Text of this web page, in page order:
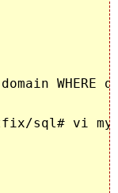
domain
sql# vi